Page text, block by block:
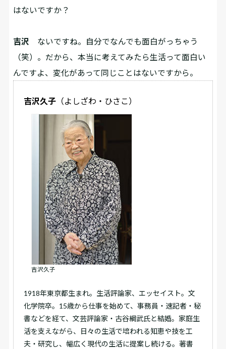
はないですか？
吉沢
ないですね。自分でなんでも面白がっちゃう
（笑）。だから、本当に考えてみたら生活って面白い
んですよ、変化があって同じことはないですから。
吉沢久子 （よしざわ・ひさこ）
吉沢久子
1918年東京都生まれ。生活評論家、エッセイスト。文
化学院卒。15歳から仕事を始めて、事務員・速記者・秘
書などを経て、文芸評論家・古谷綱武氏と結婚。家庭生
活を支えながら、日々の生活で培われる知恵や技を工
夫・研究し、幅広く現代の生活に提案し続ける。著書